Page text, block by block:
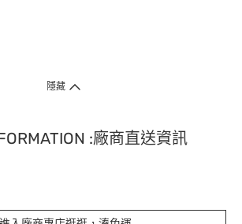
隱藏
:廠商直送資訊